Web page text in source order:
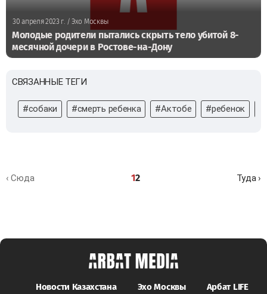
30 апреля 2023 г./ Эхо Москвы
Молодые родители пытались скрыть тело убитой 8-
месячной дочери в Ростове-на-Дону
СВЯЗАННЫЕ ТЕГИ
#собаки #смерть ребенка #Актобе #ребенок
‹ Сюда 12 Туда ›
Новости Казахстана Эхо Москвы Арбат LIFE